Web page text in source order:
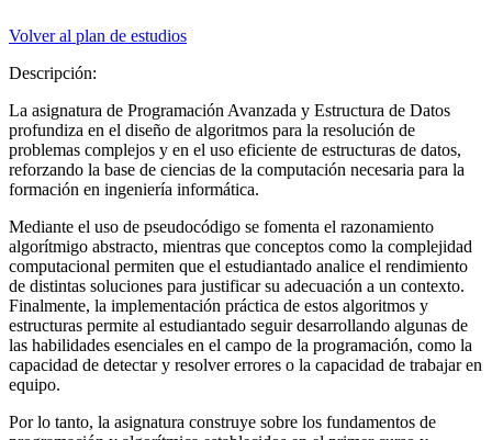
Volver al plan de estudios
Descripción:
La asignatura de Programación Avanzada y Estructura de Datos
profundiza en el diseño de algoritmos para la resolución de
problemas complejos y en el uso eficiente de estructuras de datos,
reforzando la base de ciencias de la computación necesaria para la
formación en ingeniería informática.
Mediante el uso de pseudocódigo se fomenta el razonamiento
algorítmigo abstracto, mientras que conceptos como la complejidad
computacional permiten que el estudiantado analice el rendimiento
de distintas soluciones para justificar su adecuación a un contexto.
Finalmente, la implementación práctica de estos algoritmos y
estructuras permite al estudiantado seguir desarrollando algunas de
las habilidades esenciales en el campo de la programación, como la
capacidad de detectar y resolver errores o la capacidad de trabajar en
equipo.
Por lo tanto, la asignatura construye sobre los fundamentos de